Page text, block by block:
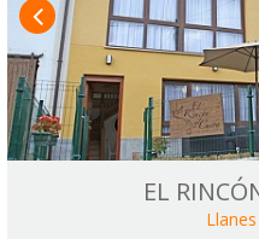
EL
Llanes